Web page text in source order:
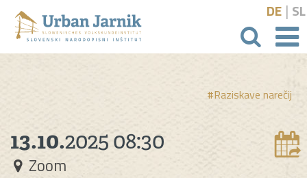
išči
DE | SL
#Raziskave narečij
13.10.202508:30
Zoom